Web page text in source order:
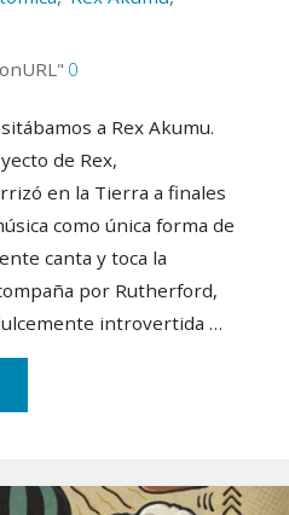
0
a Rex Akumu.
de Rex,
en la Tierra a finales
como única forma de
canta y toca la
por Rutherford,
introvertida …